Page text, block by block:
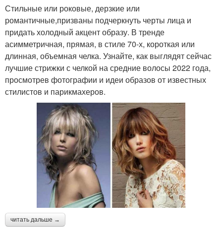
Стильные или роковые, дерзкие или
романтичные,призваны подчеркнуть черты лица и
придать холодный акцент образу. В тренде
асимметричная, прямая, в стиле 70-х, короткая или
длинная, объемная челка. Узнайте, как выглядят сейчас
лучшие стрижки с челкой на средние волосы 2022 года,
просмотрев фотографии и идеи образов от известных
стилистов и парикмахеров.
читать дальше →